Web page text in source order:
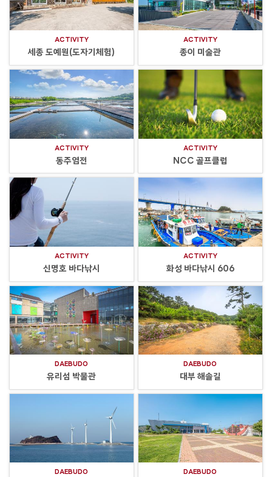
ACTIVITY
세종 도예원(도자기체험)
ACTIVITY
종이 미술관
ACTIVITY
동주염전
ACTIVITY
NCC 골프클럽
ACTIVITY
신명호 바다낚시
ACTIVITY
화성 바다낚시 606
DAEBUDO
유리섬 박물관
DAEBUDO
대부 해솔길
DAEBUDO DAEBUDO